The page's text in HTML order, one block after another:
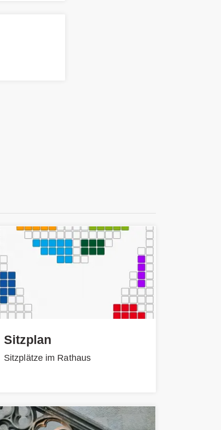
Sitzplan
Sitzplätze im Rathaus